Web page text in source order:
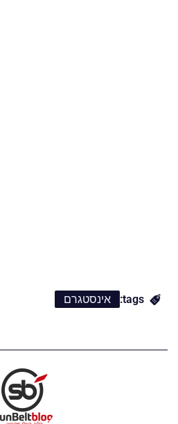
tags: אינסטגרם